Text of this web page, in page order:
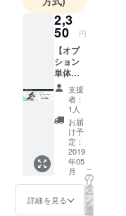
2,3
50 円
【オプ
ション
単体】
ハッチ
ファス
ナー2個
セット
※スチー
ル製で
ないト
ランク
（リア
スポイ
ラー付
きトラ
支援
者：
1人
お届
け予
定：
2019
年05
月
詳細を見る
こ
の
リ
タ
ー
ン
を
選